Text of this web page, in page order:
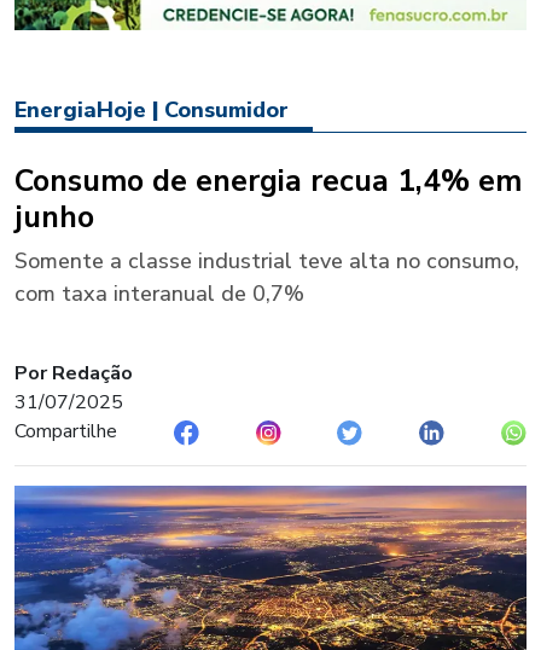
EnergiaHoje | Consumidor
Consumo de energia recua 1,4% em
junho
Somente a classe industrial teve alta no consumo,
com taxa interanual de 0,7%
Por Redação
31/07/2025
Compartilhe